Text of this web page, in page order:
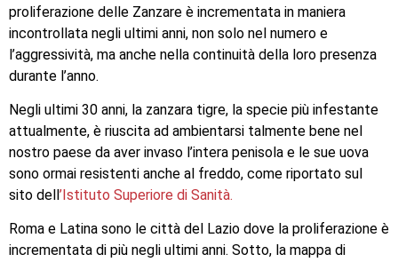
proliferazione delle Zanzare è incrementata in maniera
incontrollata negli ultimi anni, non solo nel numero e
l’aggressività, ma anche nella continuità della loro presenza
durante l’anno.
Negli ultimi 30 anni, la zanzara tigre, la specie più infestante
attualmente, è riuscita ad ambientarsi talmente bene nel
nostro paese da aver invaso l’intera penisola e le sue uova
sono ormai resistenti anche al freddo, come riportato sul
sito dell’Istituto Superiore di Sanità.
Roma e Latina sono le città del Lazio dove la proliferazione è
incrementata di più negli ultimi anni. Sotto, la mappa di